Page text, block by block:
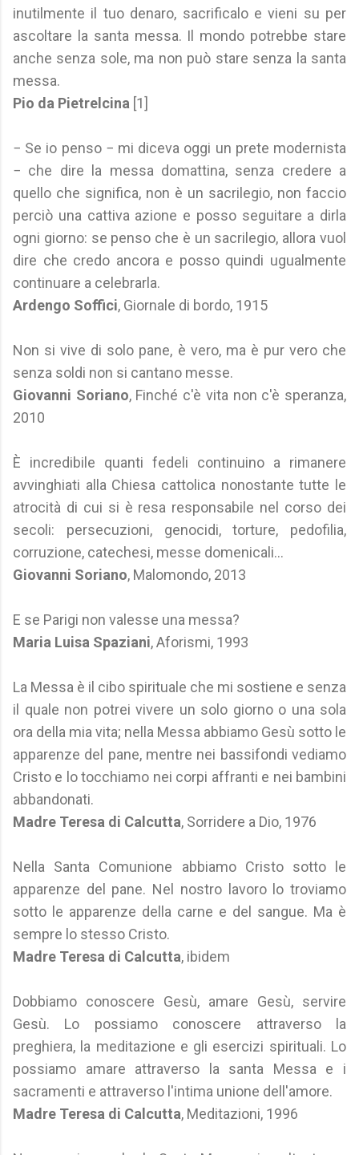
inutilmente il tuo denaro, sacrificalo e vieni su per
ascoltare la santa messa. Il mondo potrebbe stare
anche senza sole, ma non può stare senza la santa
messa.
Pio da Pietrelcina [1]
− Se io penso − mi diceva oggi un prete modernista
− che dire la messa domattina, senza credere a
quello che significa, non è un sacrilegio, non faccio
perciò una cattiva azione e posso seguitare a dirla
ogni giorno: se penso che è un sacrilegio, allora vuol
dire che credo ancora e posso quindi ugualmente
continuare a celebrarla.
Ardengo Soffici, Giornale di bordo, 1915
Non si vive di solo pane, è vero, ma è pur vero che
senza soldi non si cantano messe.
Giovanni Soriano, Finché c'è vita non c'è speranza,
2010
È incredibile quanti fedeli continuino a rimanere
avvinghiati alla Chiesa cattolica nonostante tutte le
atrocità di cui si è resa responsabile nel corso dei
secoli: persecuzioni, genocidi, torture, pedofilia,
corruzione, catechesi, messe domenicali…
Giovanni Soriano, Malomondo, 2013
E se Parigi non valesse una messa?
Maria Luisa Spaziani, Aforismi, 1993
La Messa è il cibo spirituale che mi sostiene e senza
il quale non potrei vivere un solo giorno o una sola
ora della mia vita; nella Messa abbiamo Gesù sotto le
apparenze del pane, mentre nei bassifondi vediamo
Cristo e lo tocchiamo nei corpi affranti e nei bambini
abbandonati.
Madre Teresa di Calcutta, Sorridere a Dio, 1976
Nella Santa Comunione abbiamo Cristo sotto le
apparenze del pane. Nel nostro lavoro lo troviamo
sotto le apparenze della carne e del sangue. Ma è
sempre lo stesso Cristo.
Madre Teresa di Calcutta, ibidem
Dobbiamo conoscere Gesù, amare Gesù, servire
Gesù. Lo possiamo conoscere attraverso la
preghiera, la meditazione e gli esercizi spirituali. Lo
possiamo amare attraverso la santa Messa e i
sacramenti e attraverso l'intima unione dell'amore.
Madre Teresa di Calcutta, Meditazioni, 1996